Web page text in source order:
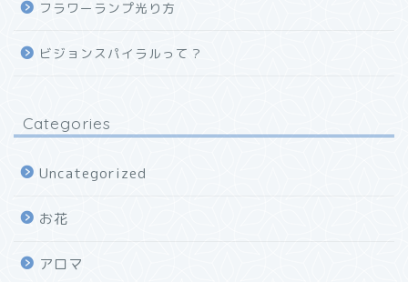
フラワーランプ光り方
ビジョンスパイラルって？
Categories
Uncategorized
お花
アロマ